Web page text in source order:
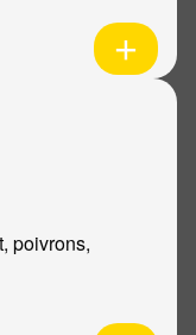
poivrons,